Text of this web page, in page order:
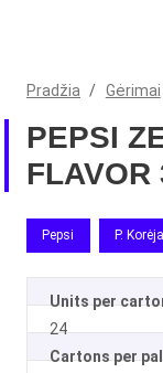
Pradžia / Gėrimai
PEPSI
FLAVOR
Pepsi P. Korėja
Units per
24
Cartons per